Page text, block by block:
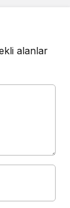
alanlar